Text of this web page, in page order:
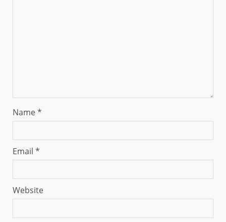
Name*
Email *
Website